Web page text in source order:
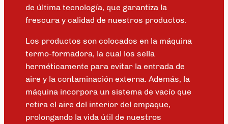
de última tecnología, que garantiza la
frescura y calidad de nuestros productos.
Los productos son colocados en la máquina
termo-formadora, la cual los sella
herméticamente para evitar la entrada de
aire y la contaminación externa. Además, la
máquina incorpora un sistema de vacío que
retira el aire del interior del empaque,
prolongando la vida útil de nuestros